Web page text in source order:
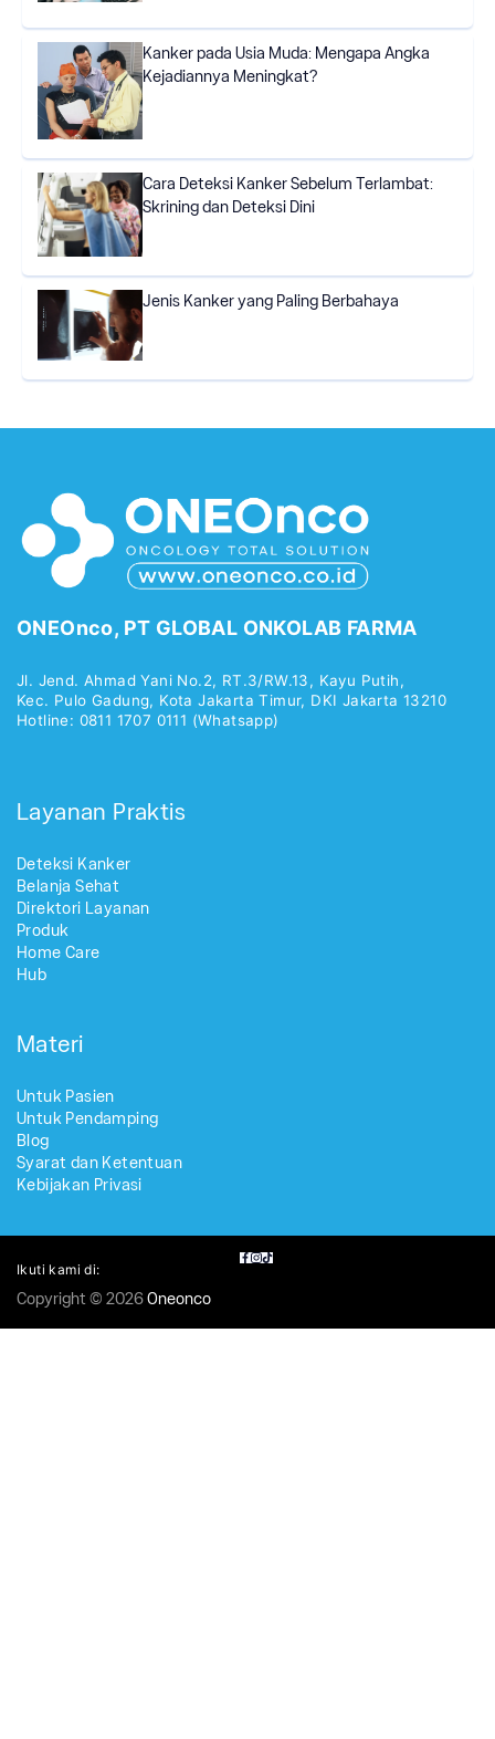
Kanker pada Usia Muda: Mengapa Angka
Kejadiannya Meningkat?
Cara Deteksi Kanker Sebelum Terlambat:
Skrining dan Deteksi Dini
Jenis Kanker yang Paling Berbahaya
ONEOnco, PT GLOBAL ONKOLAB FARMA
Jl. Jend. Ahmad Yani No.2, RT.3/RW.13, Kayu Putih,
Kec. Pulo Gadung, Kota Jakarta Timur, DKI Jakarta 13210
Hotline: 0811 1707 0111 (Whatsapp)
Layanan Praktis
Deteksi Kanker
Belanja Sehat
Direktori Layanan
Produk
Home Care
Hub
Materi
Untuk Pasien
Untuk Pendamping
Blog
Syarat dan Ketentuan
Kebijakan Privasi
Ikuti kami di:
Copyright © 2026Oneonco